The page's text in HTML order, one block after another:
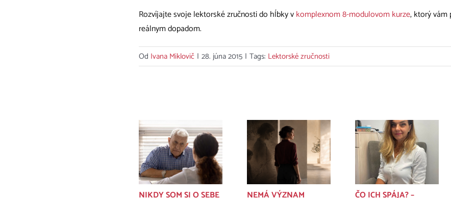
Rozvíjajte svoje lektorské zručnosti do hĺbky vkomplexnom 8-modulovom kurze, ktorý
reálnym dopadom.
Od Ivana Miklovič | 28. júna 2015 | Tags: Lektorské zručnosti
NIKDY SOM SI O SEBE NEMÁ VÝZNAM ČO ICH SPÁJA? –